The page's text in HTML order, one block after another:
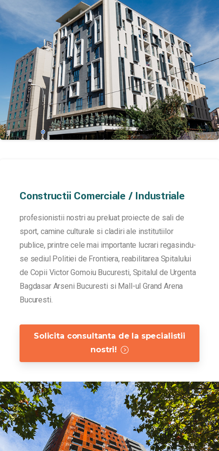
Constructii Comerciale / Industriale
profesionistii nostri au preluat proiecte de sali de
sport, camine culturale si cladiri ale institutiilor
publice, printre cele mai importante lucrari regasindu-
se sediul Politiei de Frontiera, reabilitarea Spitalului
de Copii Victor Gomoiu Bucuresti, Spitalul de Urgenta
Bagdasar Arseni Bucuresti si Mall-ul Grand Arena
Bucuresti.
Solicita consultanta de la specialistii
nostri!